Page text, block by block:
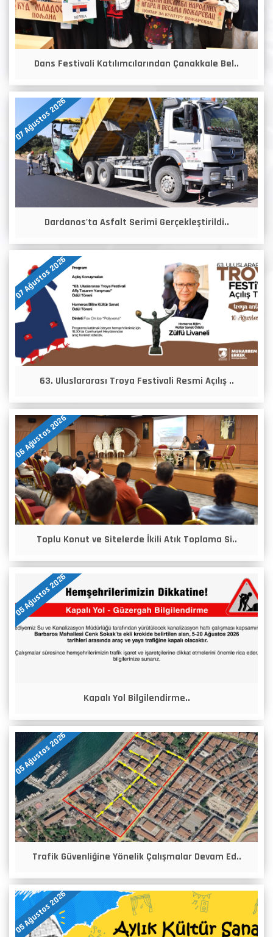
Dans Festivali Katılımcılarından Çanakkale Bel..
07 Ağustos 2026
Dardanos'ta Asfalt Serimi Gerçekleştirildi..
07 Ağustos 2026
63. Uluslararası Troya Festivali Resmi Açılış ..
06 Ağustos 2026
Toplu Konut ve Sitelerde İkili Atık Toplama Si..
05 Ağustos 2026
Kapalı Yol Bilgilendirme..
05 Ağustos 2026
Trafik Güvenliğine Yönelik Çalışmalar Devam Ed..
05 Ağustos 2026